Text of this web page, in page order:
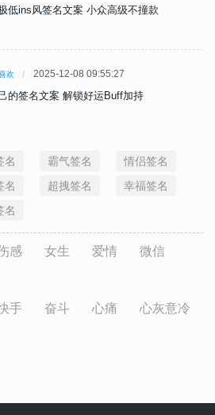
低ins风签名文案 小众高级不撞款
欢 2025-12-08 09:55:27
的签名文案 解锁好运Buff加持
名 霸气签名
情侣签名
名 超拽签名
幸福签名
名
感 女生 爱情 微信
手 奋斗 心痛 心灰意冷